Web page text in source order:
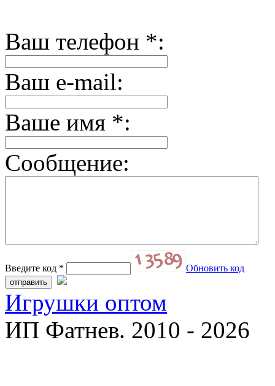
Ваш телефон *:
Ваш e-mail:
Ваше имя *:
Сообщение:
Введите код * Обновить код
Игрушки оптом
ИП Фатнев. 2010 - 2026